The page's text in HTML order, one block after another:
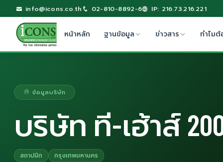
info@icons.co.th 02-810-8892-6 IP: 216.73.216.221
หน้าหลัก ฐานข้อมูล ข่าวสาร ทำไมต้
ข้อมูลบริษัท
บริษัท ที-เฮ้าส์
สถาปนิก กรุงเทพมหานคร